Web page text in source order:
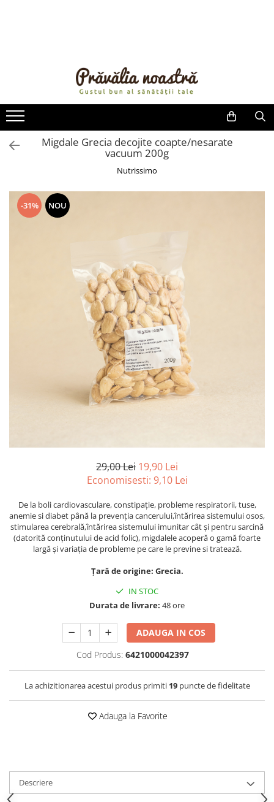
ULEIURI ȘI UNTURI
MĂSLINE
NUCI ȘI SEMINȚE
FRUCTE DESHIDRATATE
ÎNDULCITORI NATURALI / MIERE
OȚETURI ȘI SOSURI
SOSURI
CREME ȘI PASTE TARTINABILE
CIOCOLATĂ ȘI CACAO
PRODUSE ECO / ORGANICE
PRODUSE ROMÂNEȘTI
REMEDII NATURISTE
TOATE PRODUSELE
Migdale Grecia decojite coapte/nesarate
vacuum 200g
Nutrissimo
-31% NOU
29,00 Lei 19,90 Lei
Economisesti: 9,10 Lei
De la boli cardiovasculare, constipație, probleme respiratorii, tuse,
anemie si diabet până la prevenția cancerului,întărirea sistemului osos,
stimularea cerebrală,întărirea sistemului imunitar cât și pentru sarcină
(datorită conținutului de acid folic), migdalele acoperă o gamă foarte
largă și variația de probleme pe care le previne si tratează.
Țară de origine: Grecia.
IN STOC
Durata de livrare: 48 ore
ADAUGA IN COS
Cod Produs: 6421000042397
La achizitionarea acestui produs primiti 19puncte de fidelitate
Adauga la Favorite
Descriere